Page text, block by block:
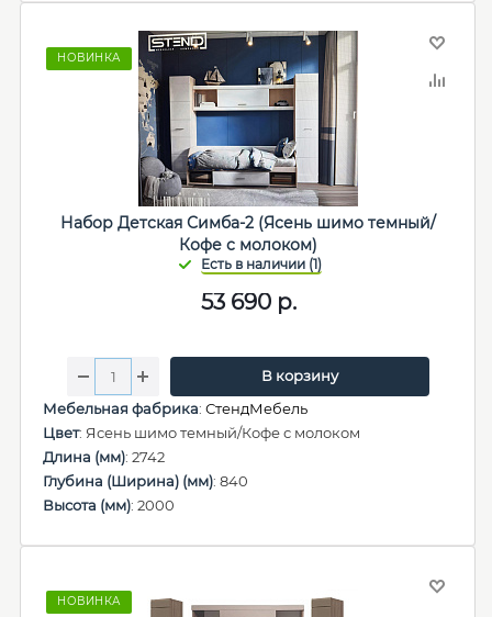
НОВИНКА
Набор Детская Симба-2 (Ясень шимо темный/
Кофе с молоком)
53 690р.
В корзину
Мебельная фабрика: СтендМебель
Цвет: Ясень шимо темный/Кофе с молоком
Длина (мм): 2742
Глубина (Ширина) (мм): 840
Высота (мм): 2000
НОВИНКА